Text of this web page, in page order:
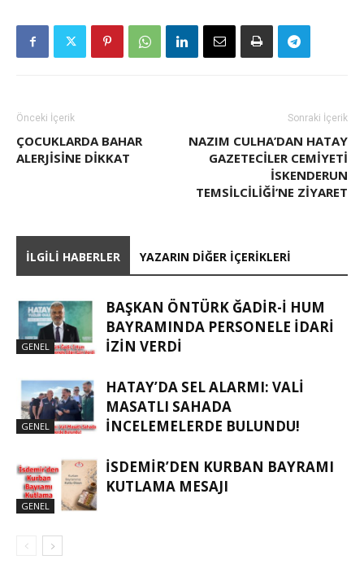
Önceki İçerik
ÇOCUKLARDA BAHAR
ALERJİSİNE DİKKAT
Sonraki İçerik
NAZIM CULHA’DAN HATAY
GAZETECİLER CEMİYETİ
İSKENDERUN
TEMSİLCİLİĞİ’NE ZİYARET
İLGILI HABERLER YAZARIN DIĞER İÇERIKLERI
GENEL
BAŞKAN ÖNTÜRK ĞADIR-İ HUM
BAYRAMINDA PERSONELE İDARI
İZIN VERDI
GENEL
HATAY’DA SEL ALARMI: VALI
MASATLI SAHADA
İNCELEMELERDE BULUNDU!
GENEL
İSDEMIR’DEN KURBAN BAYRAMI
KUTLAMA MESAJI